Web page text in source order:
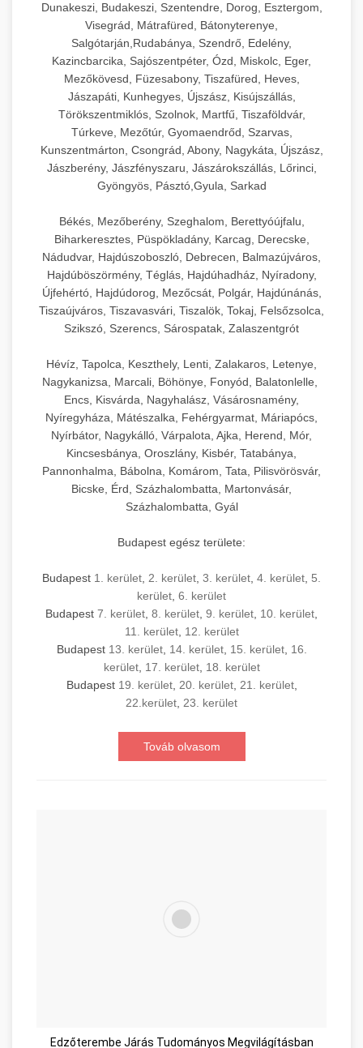
Dunakeszi, Budakeszi, Szentendre, Dorog, Esztergom,
Visegrád, Mátrafüred, Bátonyterenye,
Salgótarján,Rudabánya, Szendrő, Edelény,
Kazincbarcika, Sajószentpéter, Ózd, Miskolc, Eger,
Mezőkövesd, Füzesabony, Tiszafüred, Heves,
Jászapáti, Kunhegyes, Újszász, Kisújszállás,
Törökszentmiklós, Szolnok, Martfű, Tiszaföldvár,
Túrkeve, Mezőtúr, Gyomaendrőd, Szarvas,
Kunszentmárton, Csongrád, Abony, Nagykáta, Újszász,
Jászberény, Jászfényszaru, Jászárokszállás, Lőrinci,
Gyöngyös, Pásztó,Gyula, Sarkad
Békés, Mezőberény, Szeghalom, Berettyóújfalu,
Biharkeresztes, Püspökladány, Karcag, Derecske,
Nádudvar, Hajdúszoboszló, Debrecen, Balmazújváros,
Hajdúböszörmény, Téglás, Hajdúhadház, Nyíradony,
Újfehértó, Hajdúdorog, Mezőcsát, Polgár, Hajdúnánás,
Tiszaújváros, Tiszavasvári, Tiszalök, Tokaj, Felsőzsolca,
Szikszó, Szerencs, Sárospatak, Zalaszentgrót
Hévíz, Tapolca, Keszthely, Lenti, Zalakaros, Letenye,
Nagykanizsa, Marcali, Böhönye, Fonyód, Balatonlelle,
Encs, Kisvárda, Nagyhalász, Vásárosnamény,
Nyíregyháza, Mátészalka, Fehérgyarmat, Máriapócs,
Nyírbátor, Nagykálló, Várpalota, Ajka, Herend, Mór,
Kincsesbánya, Oroszlány, Kisbér, Tatabánya,
Pannonhalma, Bábolna, Komárom, Tata, Pilisvörösvár,
Bicske, Érd, Százhalombatta, Martonvásár,
Százhalombatta, Gyál
Budapest egész területe:
Budapest 1. kerület, 2. kerület, 3. kerület, 4. kerület, 5.
kerület, 6. kerület
Budapest 7. kerület, 8. kerület, 9. kerület, 10. kerület,
11. kerület, 12. kerület
Budapest 13. kerület, 14. kerület, 15. kerület, 16.
kerület, 17. kerület, 18. kerület
Budapest 19. kerület, 20. kerület, 21. kerület,
22.kerület, 23. kerület
Továb olvasom
Edzőterembe Járás Tudományos Megvilágításban